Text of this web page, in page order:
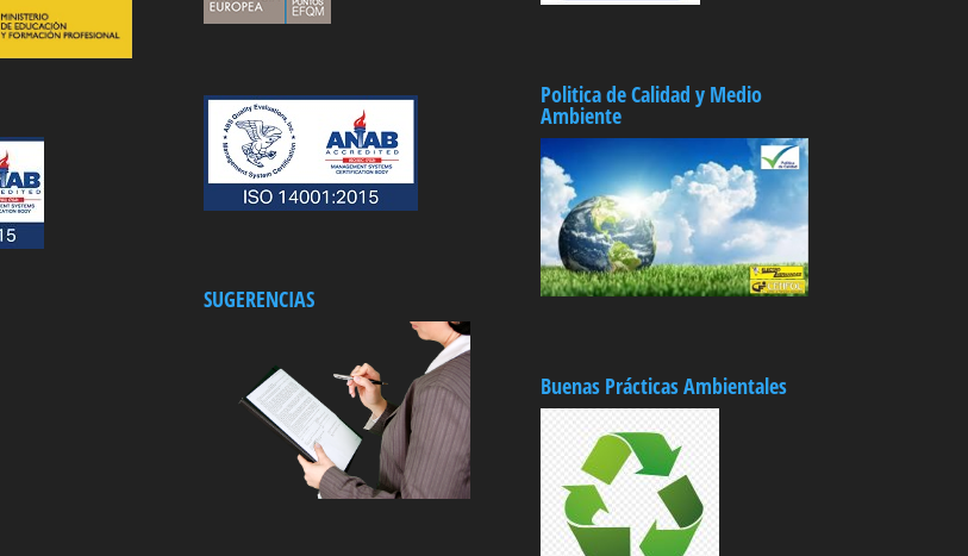
SUGERENCIAS
Politica de Calidad y Medio
Ambiente
Buenas Prácticas Ambientales